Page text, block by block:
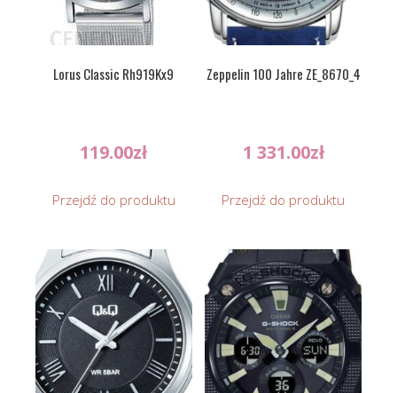
Lorus Classic Rh919Kx9
119.00zł
Przejdź do produktu
Zeppelin 100 Jahre ZE_8670_4
1 331.00zł
Przejdź do produktu